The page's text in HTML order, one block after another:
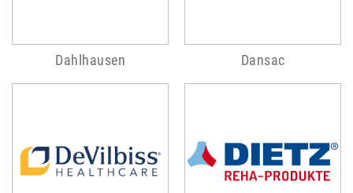
Dahlhausen Dansac